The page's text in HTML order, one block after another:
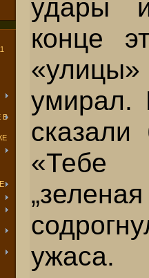
В
удары
конце
умирал.
«Тебе
ужаса.